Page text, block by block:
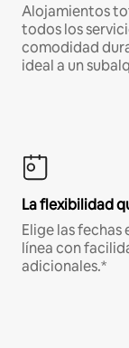
Alojamientos
todos los
comodidad
ideal a un
La flexibilidad
Elige las fechas
línea con
adicionales.*